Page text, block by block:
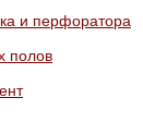
и перфоратора
полов